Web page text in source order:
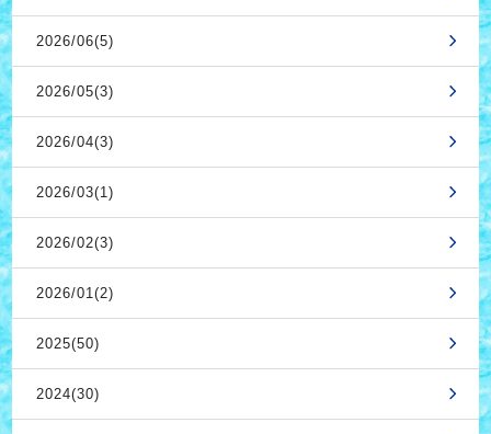
2026/06(5)
2026/05(3)
2026/04(3)
2026/03(1)
2026/02(3)
2026/01(2)
2025(50)
2024(30)